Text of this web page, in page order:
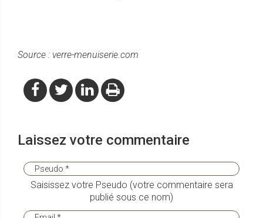
Source : verre-menuiserie.com
Laissez votre commentaire
Saisissez votre Pseudo (votre commentaire sera
publié sous ce nom)